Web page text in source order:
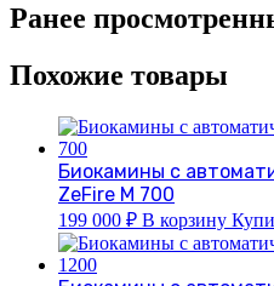
Ранее
Похожие товары
Биокамины с
ZeFire М 700
199 000 ₽ В корзину